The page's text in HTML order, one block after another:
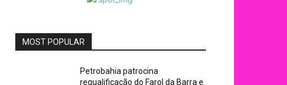
MOST POPULAR
Petrobahia patrocina
requalificação do Farol da Barra e